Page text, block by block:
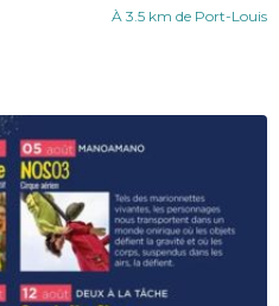
À 3.5 km de Port-Louis